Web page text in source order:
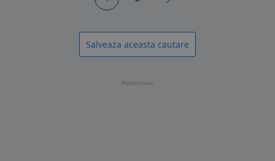
Salveaza aceasta cautare
Publicitate